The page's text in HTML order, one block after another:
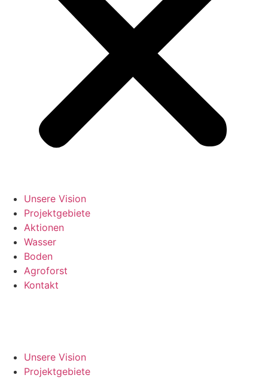
Unsere Vision
Projektgebiete
Aktionen
Wasser
Boden
Agroforst
Kontakt
Unsere Vision
Projektgebiete